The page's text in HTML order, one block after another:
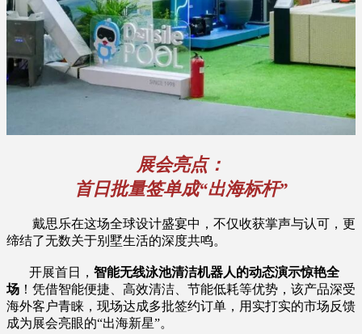
展会亮点：
首日批量签单成“出海标杆”
戴思乐在这场全球设计盛宴中，不仅收获掌声与认可，更
缔结了无数关于别墅生活的深度共鸣。
开展首日， 智能无线泳池清洁机器人的动态演示惊艳全
场 ！凭借智能便捷、高效清洁、节能低耗等优势，该产品深受
海外客户青睐，现场达成多批签约订单，用实打实的市场反馈
成为展会亮眼的“出海新星”。